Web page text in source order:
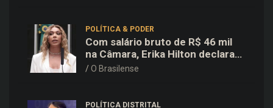
POLÍTICA & PODER
Com salário bruto de R$ 46 mil
na Câmara, Erika Hilton declara
patrimônio de R$ 15,9 mil ao TSE
O Brasilense
POLÍTICA DISTRITAL